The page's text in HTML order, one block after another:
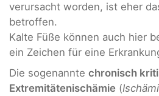
verursacht worden, ist eher
betroffen.
Kalte Füße können auch hier
ein Zeichen für eine
Die sogenannte chronisch
Extremitätenischämie (